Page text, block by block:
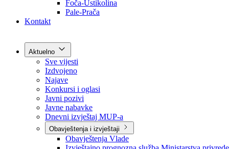
Općine
Kontakt
Aktuelno
Sve vijesti
Izdvojeno
Najave
Konkursi i oglasi
Javni pozivi
Javne nabavke
Dnevni izvještaj MUP-a